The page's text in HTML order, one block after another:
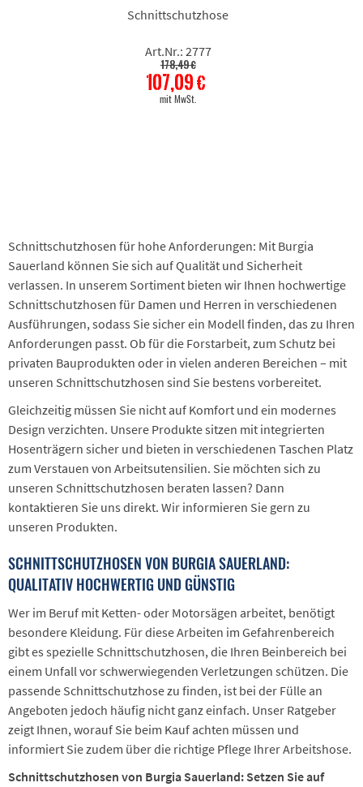
Schnittschutzhose
Art.Nr.: 2777
178,49 €
107,09 €
mit MwSt.
Schnittschutzhosen für hohe Anforderungen: Mit Burgia
Sauerland können Sie sich auf Qualität und Sicherheit
verlassen. In unserem Sortiment bieten wir Ihnen hochwertige
Schnittschutzhosen für Damen und Herren in verschiedenen
Ausführungen, sodass Sie sicher ein Modell finden, das zu Ihren
Anforderungen passt. Ob für die Forstarbeit, zum Schutz bei
privaten Bauprodukten oder in vielen anderen Bereichen – mit
unseren Schnittschutzhosen sind Sie bestens vorbereitet.
Gleichzeitig müssen Sie nicht auf Komfort und ein modernes
Design verzichten. Unsere Produkte sitzen mit integrierten
Hosenträgern sicher und bieten in verschiedenen Taschen Platz
zum Verstauen von Arbeitsutensilien. Sie möchten sich zu
unseren Schnittschutzhosen beraten lassen? Dann
kontaktieren Sie uns direkt. Wir informieren Sie gern zu
unseren Produkten.
SCHNITTSCHUTZHOSEN VON BURGIA SAUERLAND:
QUALITATIV HOCHWERTIG UND GÜNSTIG
Wer im Beruf mit Ketten- oder Motorsägen arbeitet, benötigt
besondere Kleidung. Für diese Arbeiten im Gefahrenbereich
gibt es spezielle Schnittschutzhosen, die Ihren Beinbereich bei
einem Unfall vor schwerwiegenden Verletzungen schützen. Die
passende Schnittschutzhose zu finden, ist bei der Fülle an
Angeboten jedoch häufig nicht ganz einfach. Unser Ratgeber
zeigt Ihnen, worauf Sie beim Kauf achten müssen und
informiert Sie zudem über die richtige Pflege Ihrer Arbeitshose.
Schnittschutzhosen von Burgia Sauerland: Setzen Sie auf